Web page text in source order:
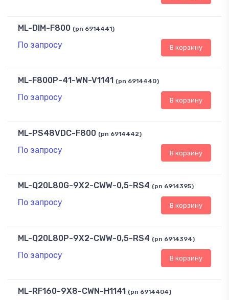
ML-DIM-F800 (pn 6914441)
По запросу В корзину
ML-F800P-41-WN-V1141 (pn 6914440)
По запросу В корзину
ML-PS48VDC-F800 (pn 6914442)
По запросу В корзину
ML-Q20L80G-9X2-CWW-0,5-RS4 (pn 6914395)
По запросу В корзину
ML-Q20L80P-9X2-CWW-0,5-RS4 (pn 6914394)
По запросу В корзину
ML-RF160-9X8-CWN-H1141 (pn 6914404)